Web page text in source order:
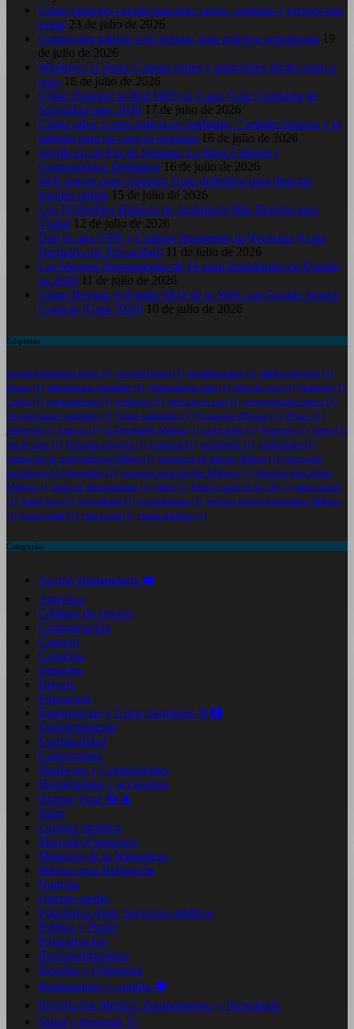
Cómo proteger cuenta bancaria: pasos, capturas y errores que
evitar 23 de julio de 2026
Comprobar página web segura: guía práctica actualizada 19
de julio de 2026
Windows 11 lento: Causas reales y soluciones fáciles paso a
paso 18 de julio de 2026
Cómo Proteger tu Red WiFi en Casa: Guía Completa de
Seguridad para 2026 17 de julio de 2026
Cómo saber si una noticia es confiable: 7 señales básicas y el
método para no caer en engaños 16 de julio de 2026
Sevilla en un Fin de Semana: La Ruta Cultural y
Gastronómica Definitiva 16 de julio de 2026
Web segura para comprar: Guía definitiva para detectar
fraudes online 15 de julio de 2026
Los 10 Pueblos Blancos de Andalucía Más Bonitos para
Visitar 12 de julio de 2026
Qué es una VPN y Cuándo Realmente la Necesitas (Guía
Definitiva de Privacidad) 11 de julio de 2026
Las Mejores Herramientas de IA para Estudiantes en España
en 2026 11 de julio de 2026
Cómo Revisar el Estado SEO de tu Web con Google Search
Console (Guía 2026) 10 de julio de 2026
Etiquetas
acondicionamiento físico (1) actividad física (1) actualizaciones (1) adultos mayores (1)
ahorro (1) alimentación saludable (1) Alimentación sana (1) bajar de peso (1) bienestar (1)
Calcio (1) computadoras (1) ecológico (1) ejercicio en casa (1) envejecimiento activo (1)
envejecimiento saludable (1) Frutas saludables (1) Funciones iPhones (1) iPhone (1)
jubilación (1) laptops (1) LCDportatiles Malaga (1) motivación (1) Nutrición (1) oferta (1)
ola de calor (1) Personas mayores (1) potencial (1) prevención (1) rendimiento (1)
reparación de computadoras Málaga (1) reparación de laptops Málaga (1) reparación
tecnológica LCDportatiles (2) repuestos para móviles Málaga (1) repuestos para tablets
Málaga (1) rutina de entrenamiento (1) salud (1) Salud a partir de los 50 (1) salud mental
(1) Salud ósea (1) secondhand (1) segundamano (1) servicio técnico informático Málaga
(1) tercera edad (1) vida social (1) visitas médicas (1)
Categorias
Acción Humanitaria ❤️
Antivirus
Códigos de errores
Comunicacion
Consejo
Consejos
Deportes
Drivers
Educacion
Emergencias y Crisis Sanitarias 🚨🏥
Entretenimiento
Espiritualidad
Gastronomia
Hardware y Componentes
Herramientas y accesorios
Humor Viral 😂🔥
Islam
Lugares turístico
Mercado Financiero
Misterios de la Naturaleza
Música para Relajación
Noticias
Oriente medio
Policlinica Alen: Servicios médicos
Politica y Poder
Programacion
Recomendaciones
Reseñas y Opiniones
Restaurantes y comida 🍽️
Revolución Médica: Equipamiento y Tecnología
Salud y bienestar 🩺